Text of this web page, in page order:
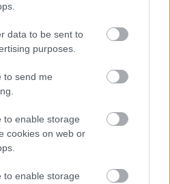
data to be sent to
purposes.
to send me
to enable storage
cookies on web or
to enable storage
élt legnagyobb mestere,
rendező az előadás
közel hozzák a száz évvel
tűnik mintha az idő
volna semmi, az emberi
nő-férfi viszonylatban,
találnánk szemközt